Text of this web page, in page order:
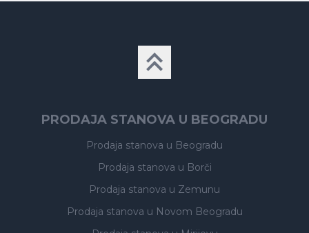
PRODAJA STANOVA U BEOGRADU
Prodaja stanova u Beogradu
Prodaja stanova u Borči
Prodaja stanova u Zemunu
Prodaja stanova u Novom Beogradu